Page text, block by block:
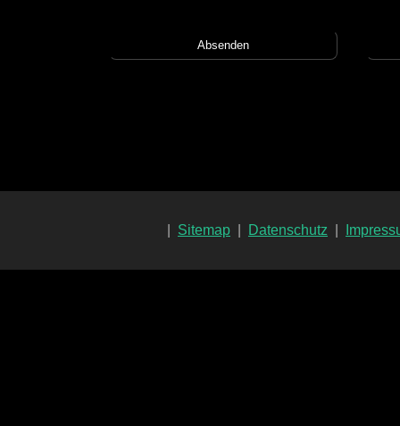
Sitemap Datenschutz